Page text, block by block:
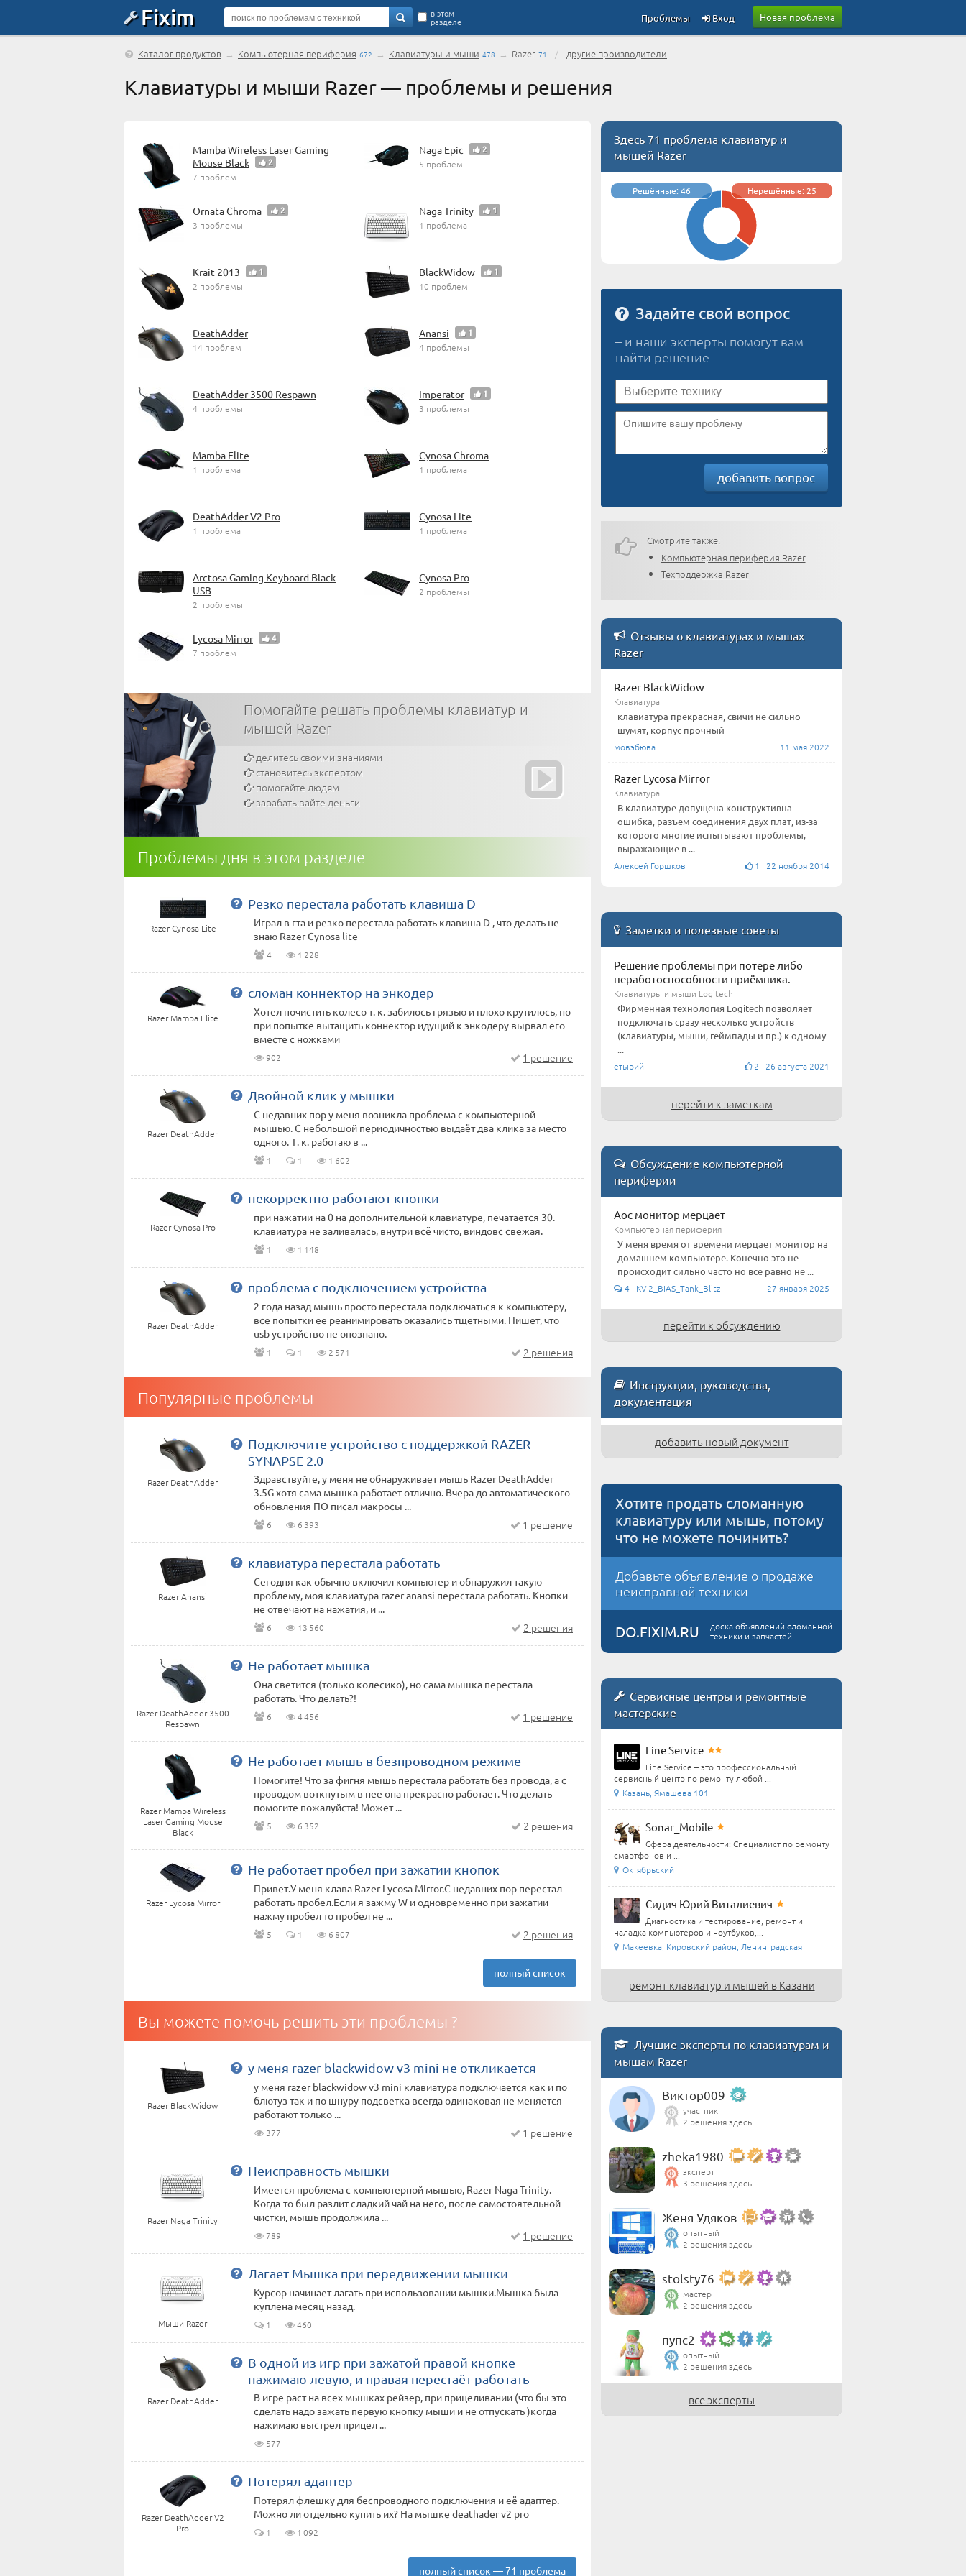
Fixim Новая проблема
в этом
разделе Вход
Проблемы
Каталог продуктов → Компьютерная периферия 672 → Клавиатуры и мыши 478 → Razer 71 / другие производители
Клавиатуры и мыши Razer — проблемы и решения
Mamba Wireless Laser Gaming
Mouse Black
2
7 проблем
Naga Epic 2
5 проблем
Ornata Chroma 2
3 проблемы
Naga Trinity 1
1 проблема
Krait 2013 1
2 проблемы
BlackWidow 1
10 проблем
DeathAdder
14 проблем
Anansi 1
4 проблемы
DeathAdder 3500 Respawn
4 проблемы
Imperator 1
3 проблемы
Mamba Elite
1 проблема
Cynosa Chroma
1 проблема
DeathAdder V2 Pro
1 проблема
Cynosa Lite
1 проблема
Arctosa Gaming Keyboard Black
USB
2 проблемы
Cynosa Pro
2 проблемы
Lycosa Mirror 4
7 проблем
Помогайте решать проблемы клавиатур и
мышей Razer
делитесь своими знаниями
становитесь экспертом
помогайте людям
зарабатывайте деньги
Проблемы дня в этом разделе
Razer Cynosa Lite
Резко перестала работать клавиша D
Играл в гта и резко перестала работать клавиша D , что делать не
знаю Razer Cynosa lite
4 1 228
Razer Mamba Elite
сломан коннектор на энкодер
Хотел почистить колесо т. к. забилось грязью и плохо крутилось, но
при попытке вытащить коннектор идущий к энкодеру вырвал его
вместе с ножками
902 1 решение
Razer DeathAdder
Двойной клик у мышки
С недавних пор у меня возникла проблема с компьютерной
мышью. С небольшой периодичностью выдаёт два клика за место
одного. Т. к. работаю в ...
1 1 1 602
Razer Cynosa Pro
некорректно работают кнопки
при нажатии на 0 на дополнительной клавиатуре, печатается 30.
клавиатура не заливалась, внутри всё чисто, виндовс свежая.
1 1 148
Razer DeathAdder
проблема с подключением устройства
2 года назад мышь просто перестала подключаться к компьютеру,
все попытки ее реанимировать оказались тщетными. Пишет, что
usb устройство не опознано.
1 1 2 571 2 решения
Популярные проблемы
Razer DeathAdder
Подключите устройство с поддержкой RAZER
SYNAPSE 2.0
Здравствуйте, у меня не обнаруживает мышь Razer DeathAdder
3.5G хотя сама мышка работает отлично. Вчера до автоматического
обновления ПО писал макросы ...
6 6 393 1 решение
Razer Anansi
клавиатура перестала работать
Сегодня как обычно включил компьютер и обнаружил такую
проблему, моя клавиатура razer anansi перестала работать. Кнопки
не отвечают на нажатия, и ...
6 13 560 2 решения
Razer DeathAdder 3500
Respawn
Не работает мышка
Она светится (только колесико), но сама мышка перестала
работать. Что делать?!
6 4 456 1 решение
Razer Mamba Wireless
Laser Gaming Mouse
Black
Не работает мышь в безпроводном режиме
Помогите! Что за фигня мышь перестала работать без провода, а с
проводом воткнутым в нее она прекрасно работает. Что делать
помогите пожалуйста! Может ...
5 6 352 2 решения
Razer Lycosa Mirror
Не работает пробел при зажатии кнопок
Привет.У меня клава Razer Lycosa Mirror.С недавних пор перестал
работать пробел.Если я зажму W и одновременно при зажатии
нажму пробел то пробел не ...
5 1 6 807 2 решения
полный список
Вы можете помочь решить эти проблемы ?
Razer BlackWidow
у меня razer blackwidow v3 mini не откликается
у меня razer blackwidow v3 mini клавиатура подключается как и по
блютуз так и по шнуру подсветка всегда одинаковая не меняется
работают только ...
377 1 решение
Razer Naga Trinity
Неисправность мышки
Имеется проблема с компьютерной мышью, Razer Naga Trinity.
Когда-то был разлит сладкий чай на него, после самостоятельной
чистки, мышь продолжила ...
789 1 решение
Мыши Razer
Лагает Мышка при передвижении мышки
Курсор начинает лагать при использовании мышки.Мышка была
куплена месяц назад.
1 460
Razer DeathAdder
В одной из игр при зажатой правой кнопке
нажимаю левую, и правая перестаёт работать
В игре раст на всех мышках рейзер, при прицеливании (что бы это
сделать надо зажать первую кнопку мыши и не отпускать )когда
нажимаю выстрел прицел ...
577
Razer DeathAdder V2
Pro
Потерял адаптер
Потерял флешку для беспроводного подключения и её адаптер.
Можно ли отдельно купить их? На мышке deathader v2 pro
1 1 092
полный список — 71 проблема
Здесь 71 проблема клавиатур и
мышей Razer
Решённые: 46 Нерешённые: 25
Задайте свой вопрос
– и наши эксперты помогут вам
найти решение
добавить вопрос
Смотрите также:
Компьютерная периферия Razer
Техподдержка Razer
Отзывы о клавиатурах и мышах
Razer
Razer BlackWidow
Клавиатура
клавиатура прекрасная, свичи не сильно
шумят, корпус прочный
мовэбюва 11 мая 2022
Razer Lycosa Mirror
Клавиатура
В клавиатуре допущена конструктивна
ошибка, разъем соединения двух плат, из-за
которого многие испытывают проблемы,
выражающие в ...
Алексей Горшков 1 22 ноября 2014
Заметки и полезные советы
Решение проблемы при потере либо
неработоспособности приёмника.
Клавиатуры и мыши Logitech
Фирменная технология Logitech позволяет
подключать сразу несколько устройств
(клавиатуры, мыши, геймпады и пр.) к одному
...
етырий 2 26 августа 2021
перейти к заметкам
Обсуждение компьютерной
периферии
Aoc монитор мерцает
Компьютерная периферия
У меня время от времени мерцает монитор на
домашнем компьютере. Конечно это не
происходит сильно часто но все равно не ...
4 KV-2_BIAS_Tank_Blitz 27 января 2025
перейти к обсуждению
Инструкции, руководства,
документация
добавить новый документ
Хотите продать сломанную
клавиатуру или мышь, потому
что не можете починить?
Добавьте объявление о продаже
неисправной техники
DO.FIXIM.RU
доска объявлений сломанной
техники и запчастей
Сервисные центры и ремонтные
мастерские
Line Service
Line Service – это профессиональный
сервисный центр по ремонту любой ...
Казань, Ямашева 101
Sonar_Mobile
Сфера деятельности: Специалист по ремонту
смартфонов и ...
Октябрьский
Сидич Юрий Виталиевич
Диагностика и тестирование, ремонт и
наладка компьютеров и ноутбуков,...
Макеевка, Кировский район, Ленинградская
ремонт клавиатур и мышей в Казани
Лучшие эксперты по клавиатурам и
мышам Razer
Виктор009
участник
2 решения здесь
zheka1980
эксперт
3 решения здесь
Женя Удяков
опытный
2 решения здесь
stolsty76
мастер
2 решения здесь
пупс2
опытный
2 решения здесь
все эксперты